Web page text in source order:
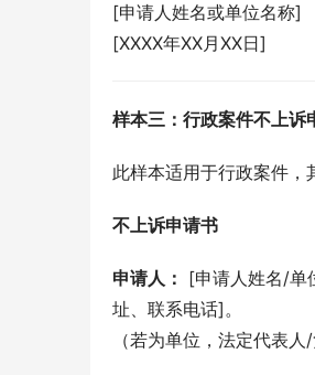
[申请人姓名或单位名称]
[XXXX年XX月XX日]
样本三：行政案件不上诉
此样本适用于行政案件，
不上诉申请书
申请人：
[申请人姓名/单
址、联系电话]。
（若为单位，法定代表